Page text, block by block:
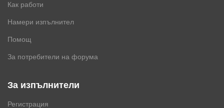
Как работи
Намери изпълнител
Помощ
За потребители на форума
За изпълнители
Регистрация